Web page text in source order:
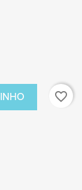
favorite_border